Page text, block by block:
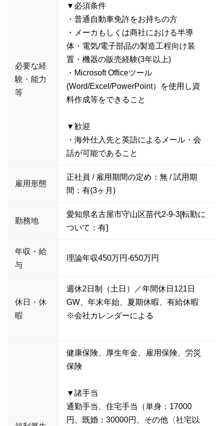
必要な経
験・能力
等
▼必須条件
・普通自動車免許をお持ちの方
・メーカもしくは商社における半導
体・電気/電子部品の製造工程向け装
置・機器の販売経験(3年以上)
・Microsoft Officeツール
(Word/Excel/PowerPoint）を使用し資
料作成等をできること
▼歓迎
・海外仕入先と英語によるメール・会
話が可能であること
雇用形態
正社員 / 雇用期間の定め：無 / 試用期
間：有(3ヶ月)
勤務地
愛知県名古屋市守山区苗代2-9-3[転勤に
ついて：有]
年収・給
与
理論年収450万円-650万円
休日・休
暇
週休2日制（土日）／年間休日121日
GW、年末年始、夏期休暇、有給休暇
※会社カレンダーによる
健康保険、厚生年金、雇用保険、労災
保険
▼諸手当
通勤手当、住宅手当（単身：17000
円、既婚：30000円、その他〈社宅以